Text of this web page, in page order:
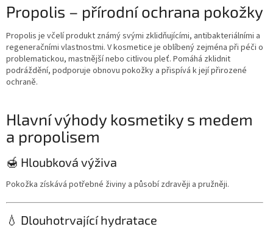
Propolis – přírodní ochrana pokožky
Propolis je včelí produkt známý svými zklidňujícími, antibakteriálními a
regeneračními vlastnostmi. V kosmetice je oblíbený zejména při péči o
problematickou, mastnější nebo citlivou pleť. Pomáhá zklidnit
podráždění, podporuje obnovu pokožky a přispívá k její přirozené
ochraně.
Hlavní výhody kosmetiky s medem
a propolisem
🍯 Hloubková výživa
Pokožka získává potřebné živiny a působí zdravěji a pružněji.
💧 Dlouhotrvající hydratace